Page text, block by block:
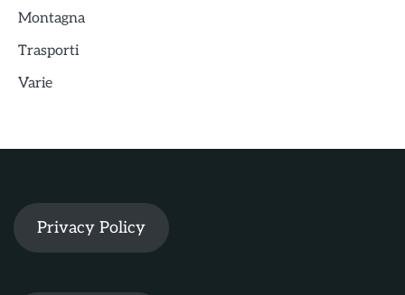
Montagna
Trasporti
Varie
Privacy Policy